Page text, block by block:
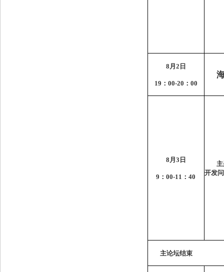
8 月 2 日
19 ： 00-20 ： 00
8 月 3 日
9 ： 00-11 ： 40
开发
主论坛结束